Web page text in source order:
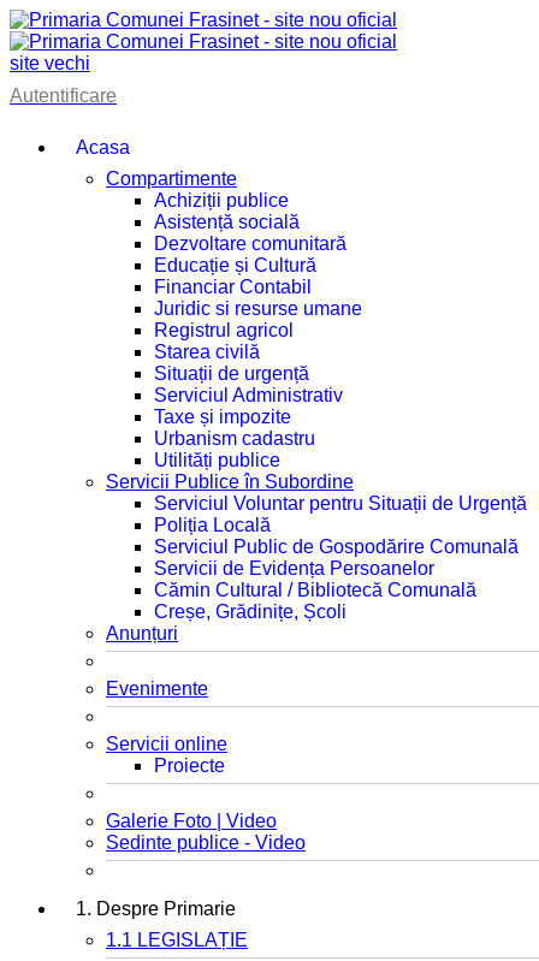
site vechi
Autentificare
Acasa
Compartimente
Achiziții publice
Asistență socială
Dezvoltare comunitară
Educație și Cultură
Financiar Contabil
Juridic si resurse umane
Registrul agricol
Starea civilă
Situații de urgență
Serviciul Administrativ
Taxe și impozite
Urbanism cadastru
Utilități publice
Servicii Publice în Subordine
Serviciul Voluntar pentru Situații de Urgență
Poliția Locală
Serviciul Public de Gospodărire Comunală
Servicii de Evidența Persoanelor
Cămin Cultural / Bibliotecă Comunală
Creșe, Grădinițe, Școli
Anunțuri
Evenimente
Servicii online
Proiecte
Galerie Foto | Video
Sedinte publice - Video
1. Despre Primarie
1.1 LEGISLAȚIE